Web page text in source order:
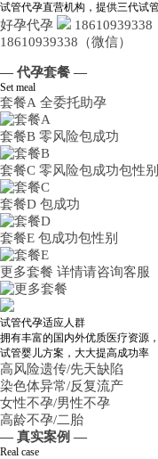
试管代孕直营机构，提供三代试
好孕代孕
18610939338
18610939338（微信）
— 代孕套餐 —
Set meal
套餐A 全委托助孕
套餐B 零风险包成功
套餐C 零风险包成功包性别
套餐D 包成功
套餐E 包成功包性别
更多套餐 详情请咨询客服
试管代孕适应人群
拥有丰富的国内外优质医疗资源
试管婴儿方案，大大提高成功率
高风险遗传/先天缺陷
染色体异常/反复流产
女性不孕/男性不孕
高龄不孕/二胎
— 真实案例 —
Real case